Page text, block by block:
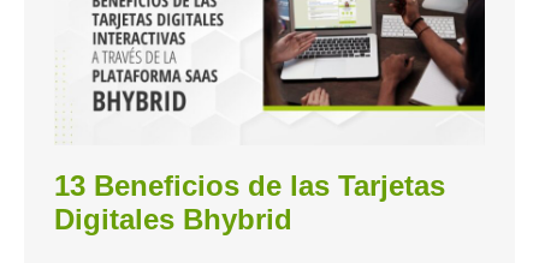
13 Beneficios de las Tarjetas
Digitales Bhybrid